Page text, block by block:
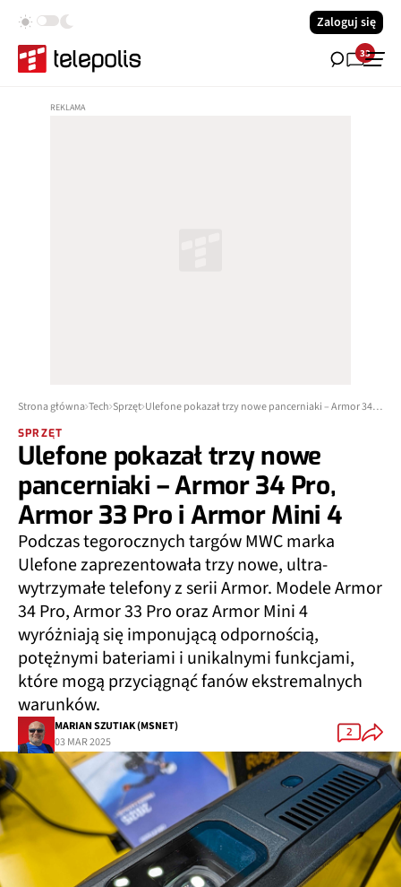
Zaloguj się
33
Strona główna Tech Sprzęt Ulefone pokazał trzy nowe pancerniaki – Armor 34 Pro, Armor 33 Pro i Armor Mini 4
SPRZĘT
Ulefone pokazał trzy nowe
pancerniaki – Armor 34 Pro,
Armor 33 Pro i Armor Mini 4
Podczas tegorocznych targów MWC marka
Ulefone zaprezentowała trzy nowe, ultra-
wytrzymałe telefony z serii Armor. Modele Armor
34 Pro, Armor 33 Pro oraz Armor Mini 4
wyróżniają się imponującą odpornością,
potężnymi bateriami i unikalnymi funkcjami,
które mogą przyciągnąć fanów ekstremalnych
warunków.
MARIAN SZUTIAK (MSNET)
03 MAR 2025
2